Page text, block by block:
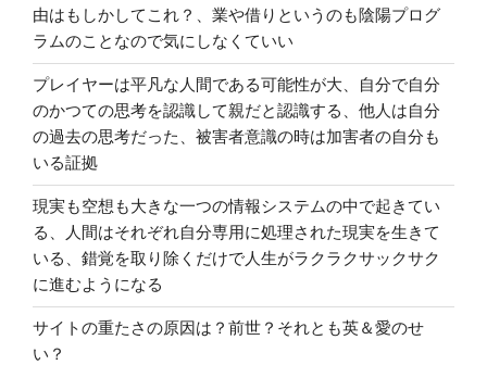
由はもしかしてこれ？、業や借りというのも陰陽プログ
ラムのことなので気にしなくていい
プレイヤーは平凡な人間である可能性が大、自分で自分
のかつての思考を認識して親だと認識する、他人は自分
の過去の思考だった、被害者意識の時は加害者の自分も
いる証拠
現実も空想も大きな一つの情報システムの中で起きてい
る、人間はそれぞれ自分専用に処理された現実を生きて
いる、錯覚を取り除くだけで人生がラクラクサックサク
に進むようになる
サイトの重たさの原因は？前世？それとも英＆愛のせ
い？